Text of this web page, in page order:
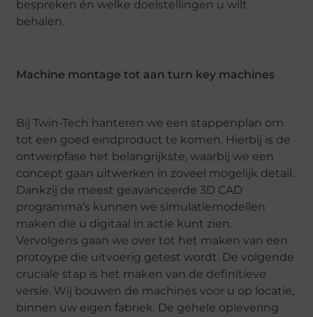
bespreken én welke doelstellingen u wilt
behalen.
Machine montage tot aan turn key machines
Bij Twin-Tech hanteren we een stappenplan om
tot een goed eindproduct te komen. Hierbij is de
ontwerpfase het belangrijkste, waarbij we een
concept gaan uitwerken in zoveel mogelijk detail.
Dankzij de meest geavanceerde 3D CAD
programma’s kunnen we simulatiemodellen
maken die u digitaal in actie kunt zien.
Vervolgens gaan we over tot het maken van een
protoype die uitvoerig getest wordt. De volgende
cruciale stap is het maken van de definitieve
versie. Wij bouwen de machines voor u op locatie,
binnen uw eigen fabriek. De gehele oplevering